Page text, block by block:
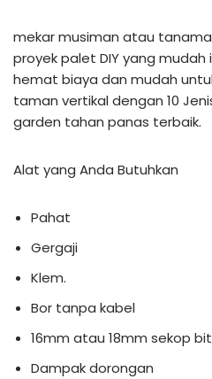
mekar musiman atau
proyek palet DIY yang mudah
hemat biaya dan mudah
taman vertikal dengan 10
garden tahan panas terbaik.
Alat yang Anda Butuhkan
Pahat
Gergaji
Klem.
Bor tanpa kabel
16mm atau 18mm sekop bit
Dampak dorongan